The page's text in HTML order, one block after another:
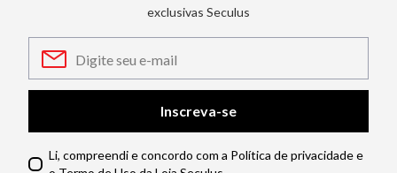
exclusivas Seculus
Inscreva-se
Li, compreendi e concordo com a Política de privacidade e